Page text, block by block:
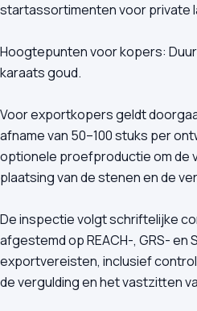
startassortimenten voor private
Hoogtepunten voor kopers:
karaats goud.
Voor exportkopers geldt
afname van 50–100 stuks per
optionele proefproductie om de
plaatsing van de stenen en de
De inspectie volgt schriftelijke
afgestemd op REACH-, GRS- en
exportvereisten, inclusief
de vergulding en het vastzitten